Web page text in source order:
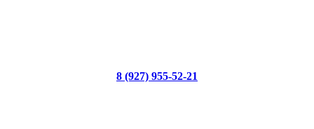
8 (927) 955-52-21